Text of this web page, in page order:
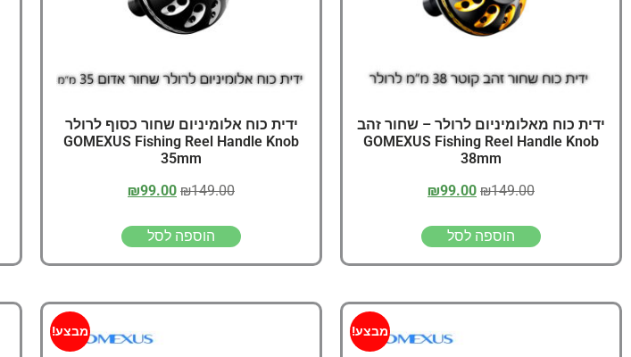
ידית כוח מאלומיניום לרולר – שחור זהב
GOMEXUS Fishing Reel Handle Knob
38mm
₪149.00
₪99.00
הוספה לסל
ידית כוח אלומיניום שחור כסוף לרולר
GOMEXUS Fishing Reel Handle Knob
35mm
₪149.00
₪99.00
הוספה לסל
מבצע! מבצע!